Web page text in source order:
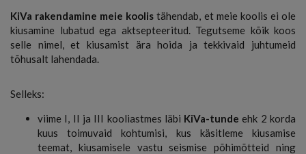
KiVa rakendamine meie koolis tähendab, et meie koolis ei ole
kiusamine lubatud ega aktsepteeritud. Tegutseme kõik koos
selle nimel, et kiusamist ära hoida ja tekkivaid juhtumeid
tõhusalt lahendada.
Selleks:
viime I, II ja III kooliastmes läbi KiVa-tunde ehk 2 korda
kuus toimuvaid kohtumisi, kus käsitleme kiusamise
teemat, kiusamisele vastu seismise põhimõtteid ning